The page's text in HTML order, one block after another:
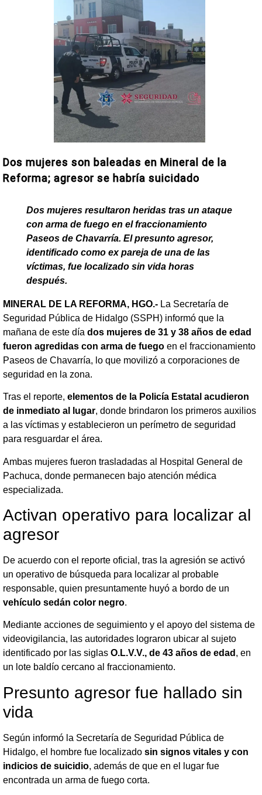
Dos mujeres son baleadas en Mineral de la
Reforma; agresor se habría suicidado
Dos mujeres resultaron heridas tras un ataque
con arma de fuego en el fraccionamiento
Paseos de Chavarría. El presunto agresor,
identificado como ex pareja de una de las
víctimas, fue localizado sin vida horas
después.
MINERAL DE LA REFORMA, HGO.- La Secretaría de
Seguridad Pública de Hidalgo (SSPH) informó que la
mañana de este día dos mujeres de 31 y 38 años de edad
fueron agredidas con arma de fuego en el fraccionamiento
Paseos de Chavarría, lo que movilizó a corporaciones de
seguridad en la zona.
Tras el reporte, elementos de la Policía Estatal acudieron
de inmediato al lugar, donde brindaron los primeros auxilios
a las víctimas y establecieron un perímetro de seguridad
para resguardar el área.
Ambas mujeres fueron trasladadas al Hospital General de
Pachuca, donde permanecen bajo atención médica
especializada.
Activan operativo para localizar al
agresor
De acuerdo con el reporte oficial, tras la agresión se activó
un operativo de búsqueda para localizar al probable
responsable, quien presuntamente huyó a bordo de un
vehículo sedán color negro.
Mediante acciones de seguimiento y el apoyo del sistema de
videovigilancia, las autoridades lograron ubicar al sujeto
identificado por las siglas O.L.V.V., de 43 años de edad , en
un lote baldío cercano al fraccionamiento.
Presunto agresor fue hallado sin
vida
Según informó la Secretaría de Seguridad Pública de
Hidalgo, el hombre fue localizado sin signos vitales y con
indicios de suicidio, además de que en el lugar fue
encontrada un arma de fuego corta.